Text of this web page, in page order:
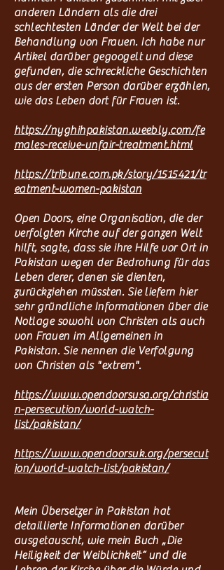
anderen Ländern als die drei
schlechtesten Länder der Welt bei der
Behandlung von Frauen. Ich habe nur
Artikel darüber gegoogelt und diese
gefunden, die schreckliche Geschichten
aus der ersten Person darüber erzählen,
wie das Leben dort für Frauen ist.
https://nyghihpakistan.weebly.com/fe
males-receive-unfair-treatment.html
https://tribune.com.pk/story/1515421/tr
eatment-women-pakistan
Open Doors, eine Organisation, die der
verfolgten Kirche auf der ganzen Welt
hilft, sagte, dass sie ihre Hilfe vor Ort in
Pakistan wegen der Bedrohung für das
Leben derer, denen sie dienten,
zurückziehen müssten. Sie liefern hier
sehr gründliche Informationen über die
Notlage sowohl von Christen als auch
von Frauen im Allgemeinen in
Pakistan. Sie nennen die Verfolgung
von Christen als "extrem".
https://www.opendoorsusa.org/christia
n-persecution/world-watch-
list/pakistan/
https://www.opendoorsuk.org/persecut
ion/world-watch-list/pakistan/
Mein Übersetzer in Pakistan hat
detaillierte Informationen darüber
ausgetauscht, wie mein Buch „Die
Heiligkeit der Weiblichkeit“ und die